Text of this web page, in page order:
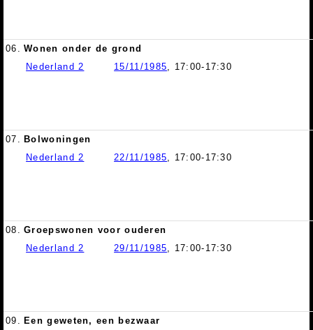
06. Wonen onder de grond
Nederland 2
15/11/1985, 17:00-17:30
07. Bolwoningen
Nederland 2
22/11/1985, 17:00-17:30
08. Groepswonen voor ouderen
Nederland 2
29/11/1985, 17:00-17:30
09. Een geweten, een bezwaar